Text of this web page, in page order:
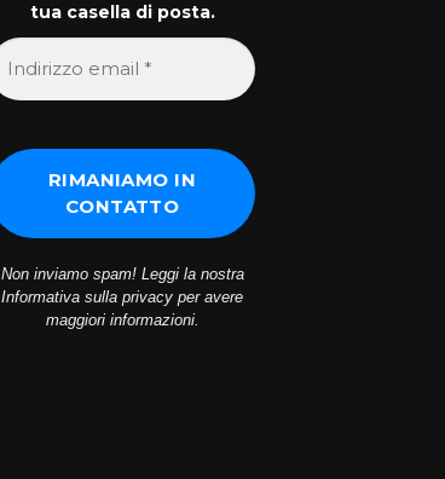
tua casella di posta.
Non inviamo spam! Leggi la nostra
Informativa sulla privacy per avere
maggiori informazioni.